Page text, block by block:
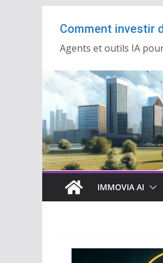
contenu
Comment investir
Agents et outils IA
IMMOVIA AI